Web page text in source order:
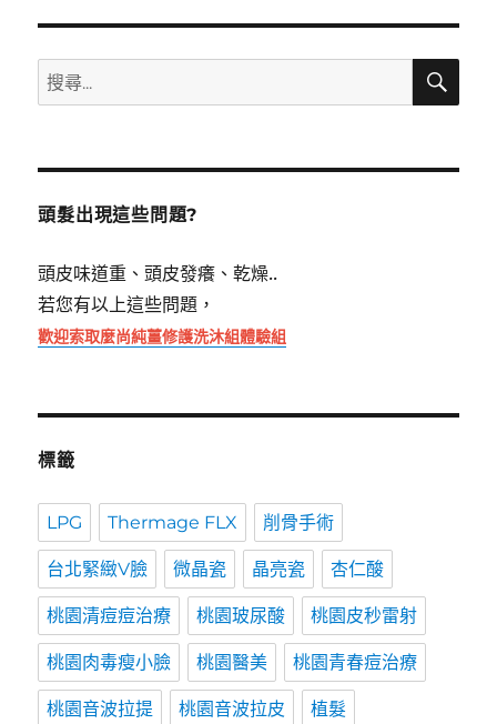
搜
尋
鍵
搜
頭髮出現這些問題?
頭皮味道重、頭皮發癢、乾燥..
若您有以上這些問題，
歡迎索取麼尚純薑修護洗沐組體驗組
標籤
LPG Thermage FLX 削骨手術
台北緊緻V臉 微晶瓷 晶亮瓷 杏仁酸
桃園清痘痘治療 桃園玻尿酸 桃園皮秒雷射
桃園肉毒瘦小臉 桃園醫美 桃園青春痘治療
桃園音波拉提 桃園音波拉皮 植髮